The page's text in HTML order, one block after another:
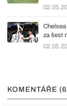
za šest
KOMENTÁŘE